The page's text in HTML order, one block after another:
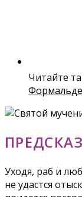
Читайте
Уходя, раб и
не удастся